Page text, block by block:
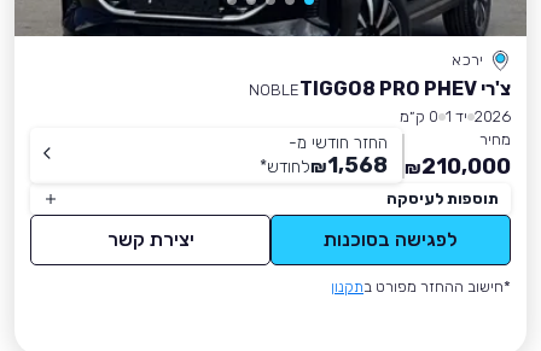
ירכא
צ'רי TIGGO8 PRO PHEV
NOBLE
2026 יד 1
0 ק״מ
מחיר
210,000
₪
החזר חודשי מ-
1,568
₪לחודש*
תוספות לעיסקה
לפגישה בסוכנות יצירת קשר
*חישוב ההחזר מפורט בתקנון